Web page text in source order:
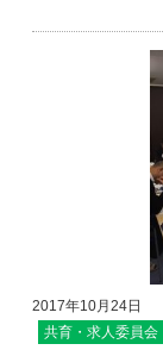
2017年10月24日
共育・求人委員会